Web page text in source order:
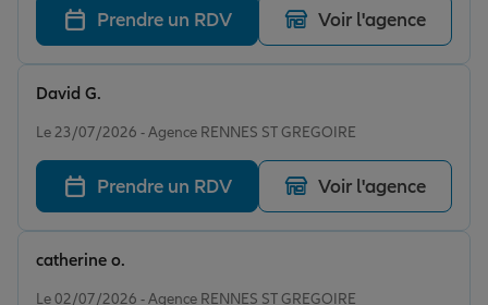
Prendre un RDV Voir l'agence
Le 23/07/2026 - Agence RENNES ST GREGOIRE
David G.
Prendre un RDV Voir l'agence
Le 02/07/2026 - Agence RENNES ST GREGOIRE
catherine o.